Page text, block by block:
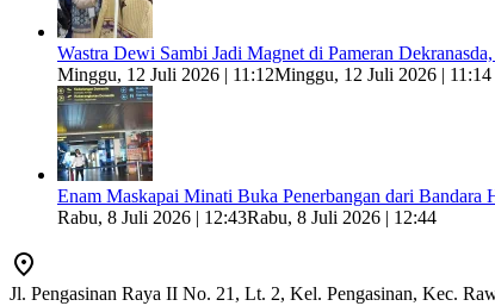
Wastra Dewi Sambi Jadi Magnet di Pameran
Minggu, 12 Juli 2026 | 11:12Minggu, 12 Juli 2026 | 11:14
Enam Maskapai Minati Buka Penerbangan dari Bandara
Rabu, 8 Juli 2026 | 12:43Rabu, 8 Juli 2026 | 12:44
Jl. Pengasinan Raya II No. 21, Lt. 2, Kel. Pengasinan, Kec.